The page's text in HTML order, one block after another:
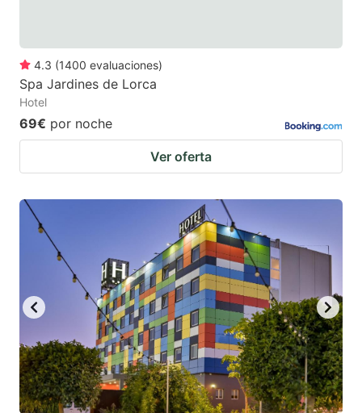
4.3 (1400 evaluaciones)
Spa Jardines de Lorca
Hotel
69€ por noche
Ver oferta